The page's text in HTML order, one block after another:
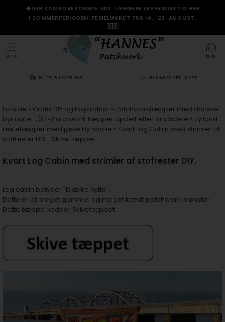
☀️DER KAN FOREKOMME LIDT LÆNGERE LEVERINGSTID HER
I SOMMERPERIODEN. FERIELUKKET FRA 14.–22. AUGUST.
🇩🇰
KURV
MENU
HURTIG LEVERING 30 DAGES RETURRET
Forside » Gratis DIY og Inspiration » Patchworktæpper med danske
bynavne 🇩🇰 » Patchwork tæpper opdelt efter landsdele » Jylland -
restetæpper med jyske by navne » Kvart Log Cabin med strimler af
stofrester DIY - Skive tæppet
Kvart Log Cabin med strimler af stofrester DIY.
Log cabin betyder "bjælke hytte".
Dette er et meget gammel og meget kendt patchwork mønster.
Dette tæppe hedder Skivetæppet